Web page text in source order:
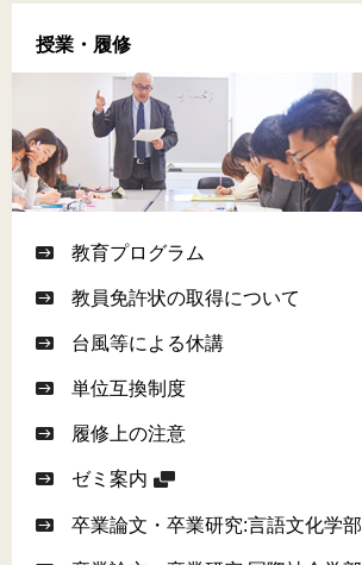
授業・履修
教育プログラム
教員免許状の取得について
台風等による休講
単位互換制度
履修上の注意
ゼミ案内
卒業論文・卒業研究:言語文化学部